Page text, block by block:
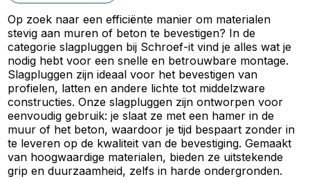
Op zoek naar een efficiënte manier om materialen
stevig aan muren of beton te bevestigen? In de
categorie slagpluggen bij Schroef-it vind je alles wat je
nodig hebt voor een snelle en betrouwbare montage.
Slagpluggen zijn ideaal voor het bevestigen van
profielen, latten en andere lichte tot middelzware
constructies. Onze slagpluggen zijn ontworpen voor
eenvoudig gebruik: je slaat ze met een hamer in de
muur of het beton, waardoor je tijd bespaart zonder in
te leveren op de kwaliteit van de bevestiging. Gemaakt
van hoogwaardige materialen, bieden ze uitstekende
grip en duurzaamheid, zelfs in harde ondergronden.